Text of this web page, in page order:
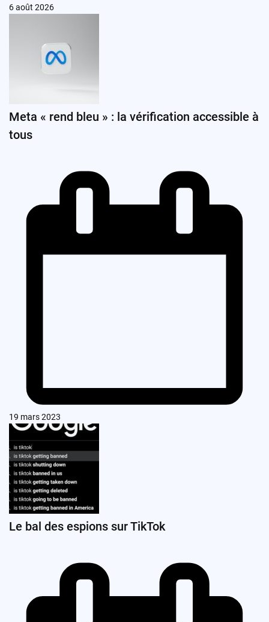
6 août 2026
Meta « rend bleu » : la vérification accessible à
tous
19 mars 2023
Le bal des espions sur TikTok